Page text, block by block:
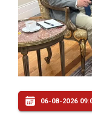
06-08-2026